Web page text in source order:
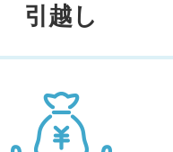
引越し